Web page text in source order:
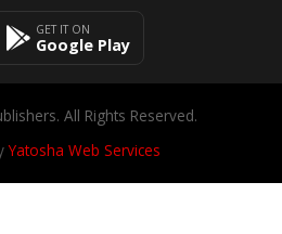
GET IT ON
Google Play
All Rights Reserved.
Yatosha Web Services